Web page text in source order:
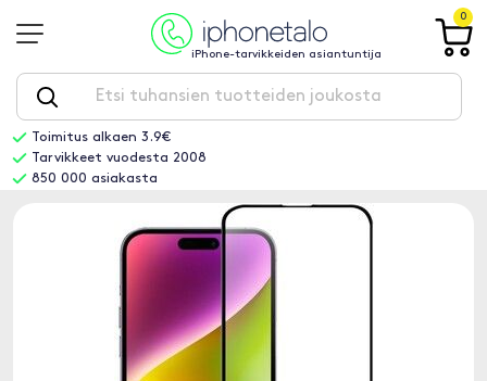
iPhone-tarvikkeiden asiantuntija
0
Toimitus alkaen 3.9€
Tarvikkeet vuodesta 2008
850 000 asiakasta